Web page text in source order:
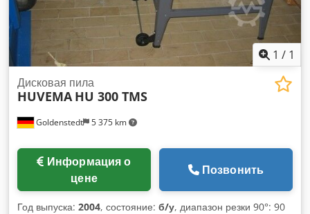
x ширина x высота) - Вес при транспортировке [кг]: 500 кг -
Количество упаковок для транспортировки [шт.]: 1
Финансовая информация НДС: указанная цена не
включает НДС НДС/налог на добавленную стоимость: НДС
подлежит вычету для предпринимателей Доставка и
возможность обмена доступны в любое время для всего
оборудования промышленного назначения Йорик Дибельс
1 / 1
Goldenstedt 5 375 km
Дисковая пила
HUVEMA HU 300 TMS
цене
Позвонить
Год выпуска: 2004, состояние: б/у, диапазон резки 90°: 90